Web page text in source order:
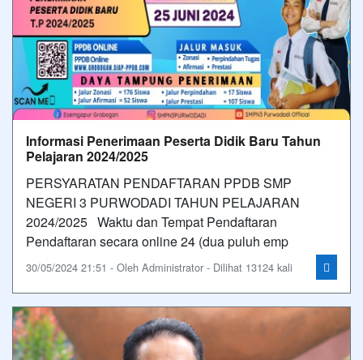
Informasi Penerimaan Peserta Didik Baru Tahun
Pelajaran 2024/2025
PERSYARATAN PENDAFTARAN PPDB SMP
NEGERI 3 PURWODADI TAHUN PELAJARAN
2024/2025 Waktu dan Tempat Pendaftaran
Pendaftaran secara online 24 (dua puluh emp
30/05/2024 21:51 - Oleh Administrator - Dilihat 13124 kali